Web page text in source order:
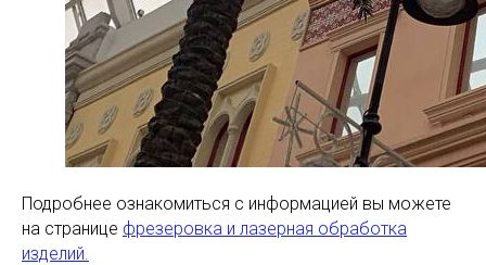
Подробнее ознакомиться с информацией вы можете
на странице фрезеровка и лазерная обработка
изделий.